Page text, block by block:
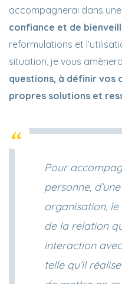
accompagnerai dans
confiance et de
reformulations et
situation, je vous
questions, à définir
propres solutions et
Pour
personne,
organisation, le
de la relation
interaction
telle qu’il